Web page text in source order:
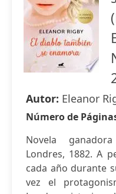
Autor: Eleanor
Número de
Novela
Londres, 1882. A
cada año durante
vez el